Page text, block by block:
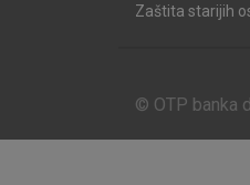
Zaštita starijih
© OTP banka